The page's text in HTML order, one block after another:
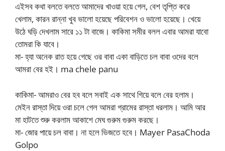
এইসব কথা বলতে বলতে আমাদের খাওয়া হয়ে গেল, বেশ তৃপ্তি করে
খেলাম, কারন রান্না খুব ভালো হয়েছে পরিবেশন ও ভালো হয়েছে। খেয়ে
উঠে ঘড়ি দেখলাম সারে ১১ টা বাজে। কাকিমা সমীর বলল এবার আমরা যাবো
তোমরা কি যাবে।
মা- হ্যা অনেক রাত হয়ে গেছে ওর বাবা একা বাড়িতে চল বাবা ওদের বলে
আমরা বের হই। ma chele panu
কাকিমা- আমরাও বের হব বলে সবাই এক সাথে গিয়ে বলে বের হলাম।
মেইন রাস্তা দিয়ে ওরা চলে গেল আমরা গ্রামের রাস্তা ধরলাম। আমি আর
মা হাটতে শুরু করলাম আকাশে মেঘ গুরুম গুরুম করছে।
মা- জোর পায়ে চল বাবা। না হলে ভিজতে হবে। Mayer PasaChoda
Golpo